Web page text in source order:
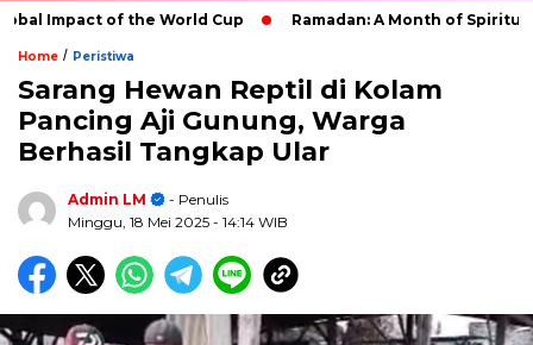
Impact of the World Cup Ramadan: A Month of Spiritual
Home / Peristiwa
Sarang Hewan Reptil di Kolam
Pancing Aji Gunung, Warga
Berhasil Tangkap Ular
Admin LM
- Penulis
Minggu, 18 Mei 2025 - 14:14 WIB